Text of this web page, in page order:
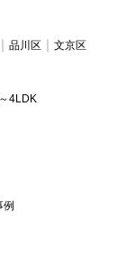
品川区 文京区
4LDK
例